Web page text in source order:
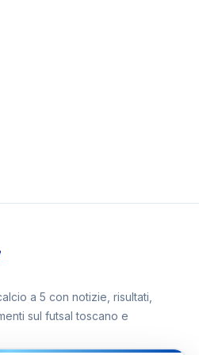
a 5 con notizie, risultati,
sul futsal toscano e